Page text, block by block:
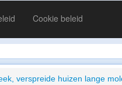
Cookie beleid
verspreide huizen lange